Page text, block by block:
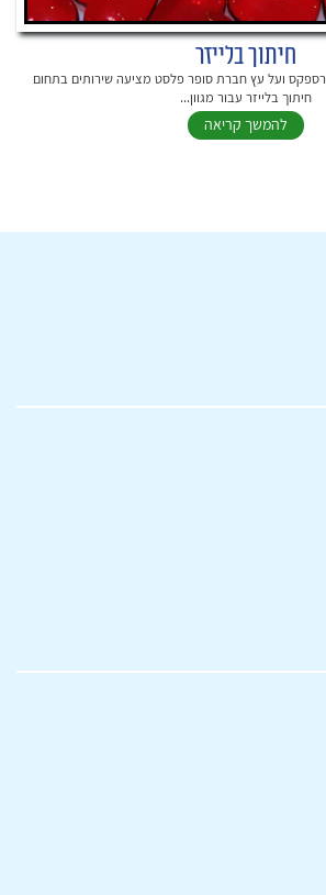
חיתוך בלייזר
ועל עץ חברת סופר פלסט מציעה שירותים בתחום
חיתוך בלייזר עבור מגוון...
להמשך קריאה